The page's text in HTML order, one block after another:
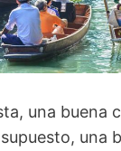
una buena
una